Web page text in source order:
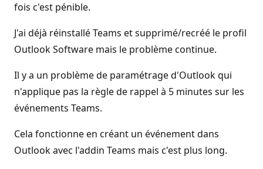
fois c'est pénible.
J'ai déjà réinstallé Teams et supprimé/recréé le profil
Outlook Software mais le problème continue.
Il y a un problème de paramétrage d'Outlook qui
n'applique pas la règle de rappel à 5 minutes sur les
événements Teams.
Cela fonctionne en créant un événement dans
Outlook avec l'addin Teams mais c'est plus long.